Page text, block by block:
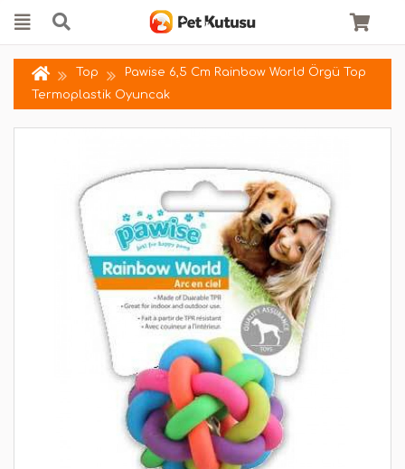
Top
Pawise 6,5 Cm Rainbow World Örgü Top
Termoplastik Oyuncak